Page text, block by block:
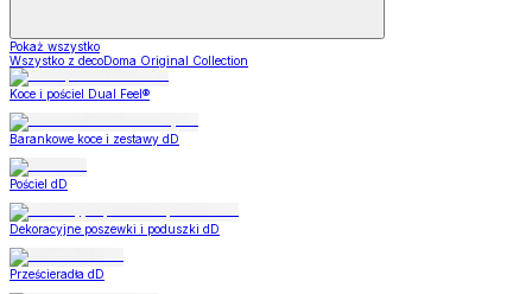
Pokaż wszystko
Wszystko z decoDoma Original Collection
Koce i pościel Dual Feel®
Barankowe koce i zestawy dD
Pościel dD
Dekoracyjne poszewki i poduszki dD
Prześcieradła dD